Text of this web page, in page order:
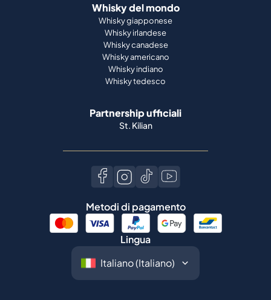
Whisky del mondo
Whisky giapponese
Whisky irlandese
Whisky canadese
Whisky americano
Whisky indiano
Whisky tedesco
Partnership ufficiali
St. Kilian
Metodi di pagamento
Lingua